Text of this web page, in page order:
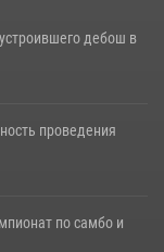
дебош в
проведения
по самбо и